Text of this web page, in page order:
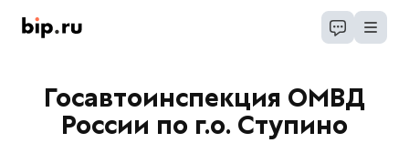
Госавтоинспекция ОМВД
России по г.о. Ступино